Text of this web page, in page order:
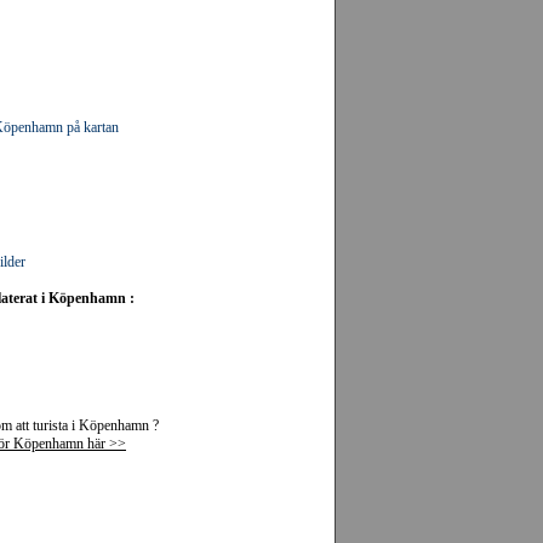
på kartan
i Köpenhamn :
att turista i Köpenhamn ?
Köpenhamn här >>